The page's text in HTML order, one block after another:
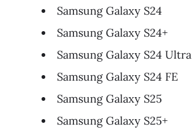
Samsung Galaxy S24
Samsung Galaxy S24+
Samsung Galaxy S24 Ultra
Samsung Galaxy S24 FE
Samsung Galaxy S25
Samsung Galaxy S25+